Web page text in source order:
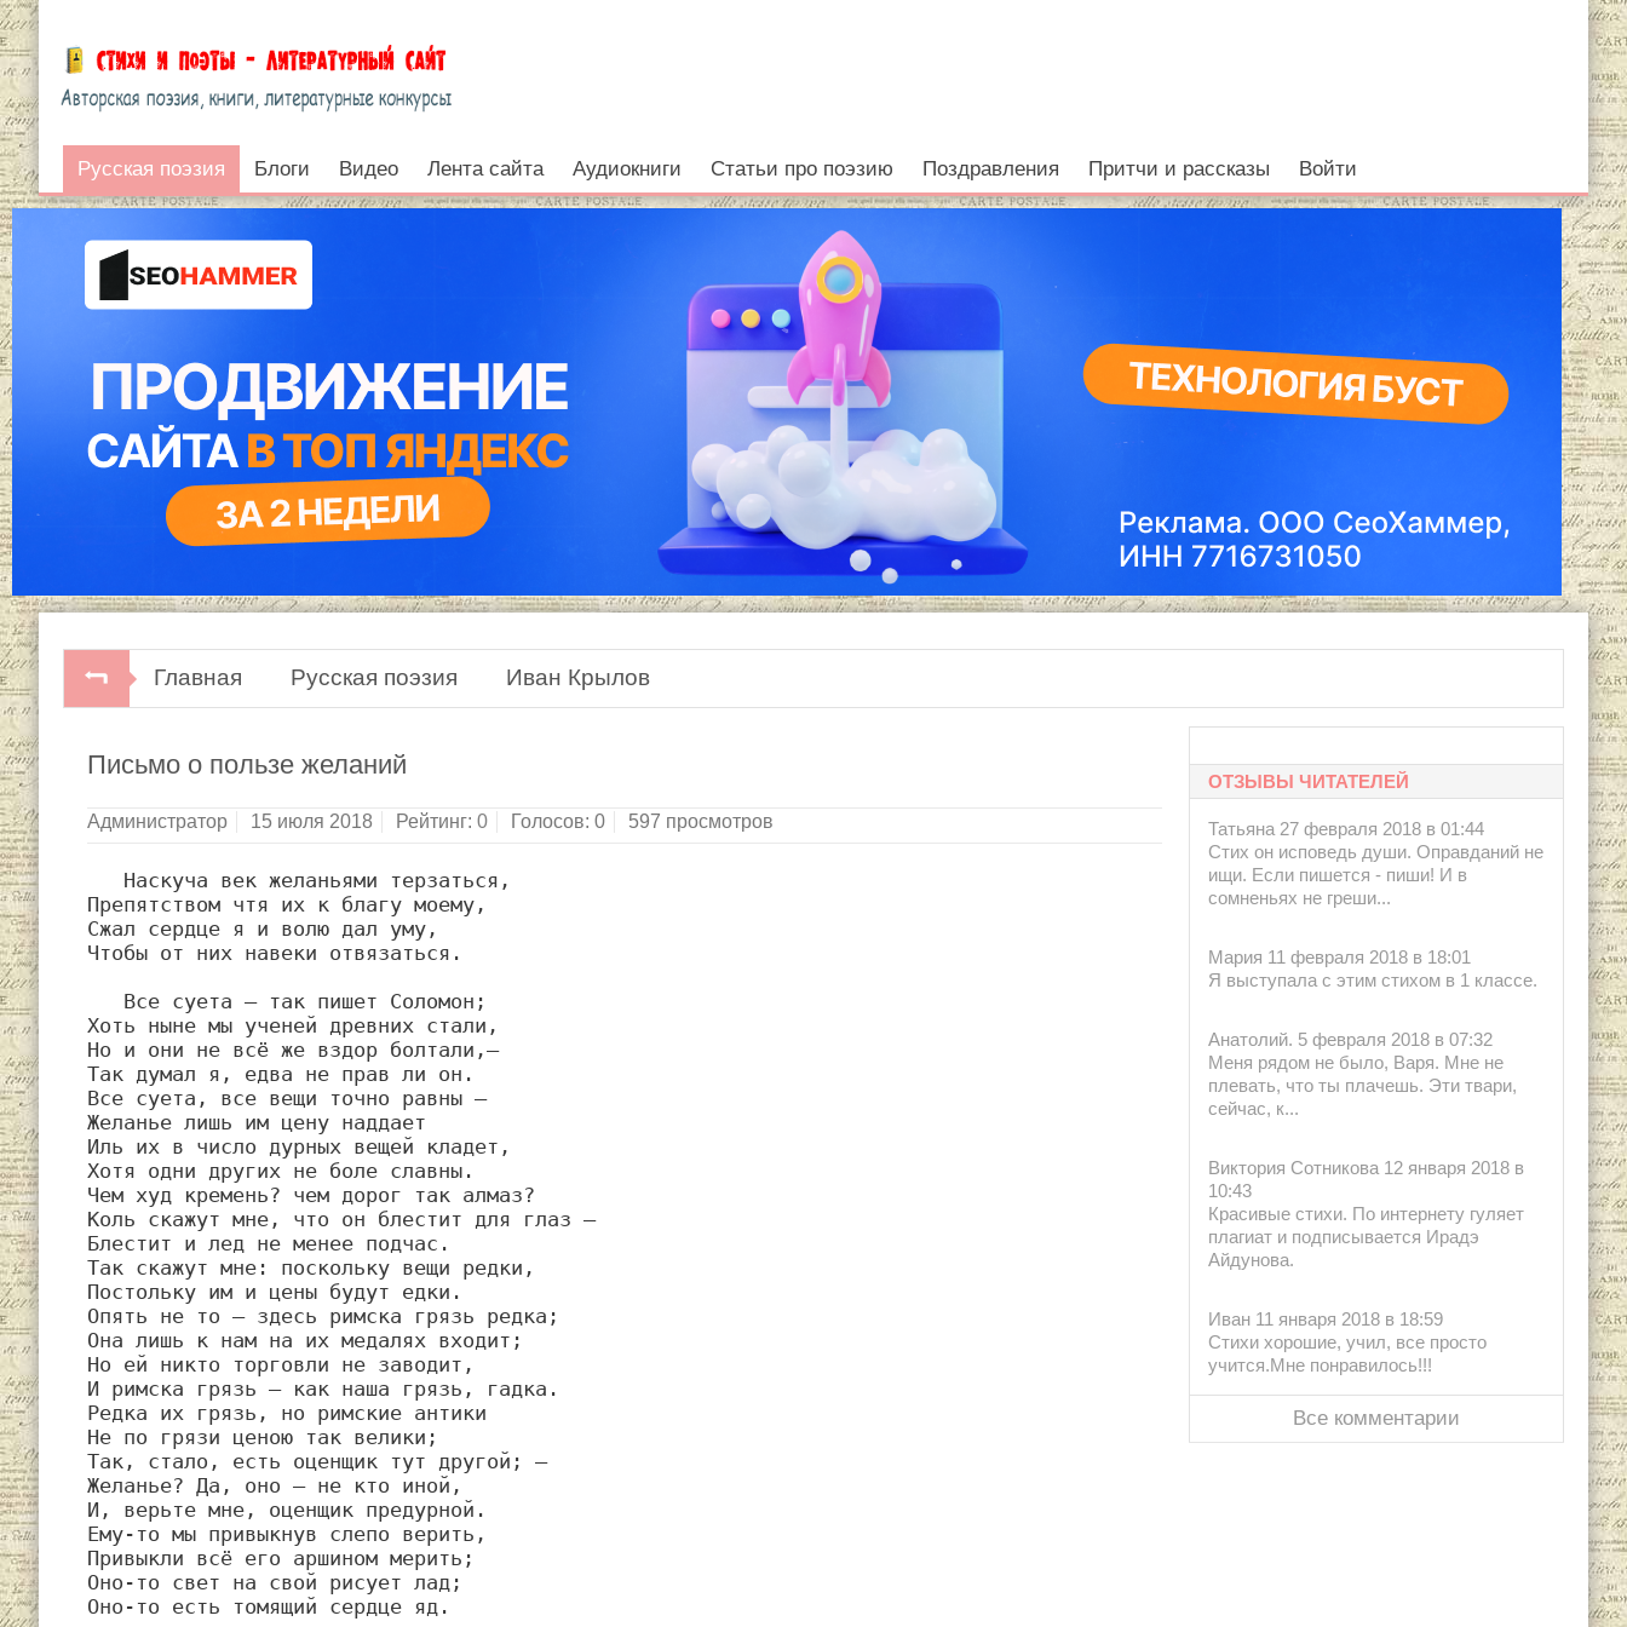
Русская поэзия
Русская поэзия Блоги Видео Лента сайта Аудиокниги Статьи про поэзию Поздравления Притчи и рассказы Войти
Главная Русская поэзия Иван Крылов
Письмо о пользе желаний
Администратор 15 июля 2018 Рейтинг: 0 Голосов: 0 597 просмотров
Препятством чтя их к благу моему,
Сжал сердце я и волю дал уму,
Чтобы от них навеки отвязаться.
Хоть ныне мы ученей древних стали,
Но и они не всё же вздор болтали,—
Так думал я, едва не прав ли он.
Все суета, все вещи точно равны —
Желанье лишь им цену наддает
Иль их в число дурных вещей кладет,
Хотя одни других не боле славны.
Чем худ кремень? чем дорог так алмаз?
Коль скажут мне, что он блестит для глаз —
Блестит и лед не менее подчас.
Так скажут мне: поскольку вещи редки,
Постольку им и цены будут едки.
Опять не то — здесь римска грязь редка;
Она лишь к нам на их медалях входит;
Но ей никто торговли не заводит,
И римска грязь — как наша грязь, гадка.
Редка их грязь, но римские антики
Не по грязи ценою так велики;
Так, стало, есть оценщик тут другой; —
Желанье? Да, оно — не кто иной,
И, верьте мне, оценщик предурной.
Ему-то мы привыкнув слепо верить,
Привыкли всё его аршином мерить;
Оно-то свет на свой рисует лад;
Оно-то есть томящий сердце яд.
ОТЗЫВЫ ЧИТАТЕЛЕЙ
Татьяна 27 февраля 2018 в 01:44
Стих он исповедь души. Оправданий не
ищи. Если пишется - пиши! И в
сомненьях не греши...
Мария 11 февраля 2018 в 18:01
Я выступала с этим стихом в 1 классе.
Анатолий. 5 февраля 2018 в 07:32
Меня рядом не было, Варя. Мне не
плевать, что ты плачешь. Эти твари,
сейчас, к...
Виктория Сотникова 12 января 2018 в
10:43
Красивые стихи. По интернету гуляет
плагиат и подписывается Ирадэ
Айдунова.
Иван 11 января 2018 в 18:59
Стихи хорошие, учил, все просто
учится.Мне понравилось!!!
Все комментарии